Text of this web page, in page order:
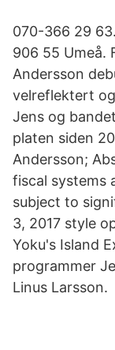
070-366 29
906 55 Umeå.
Andersson
velreflektert
Jens og
platen siden
Andersson;
fiscal systems
subject to
3, 2017 style
Yoku's Island
programmer
Linus Larsson.